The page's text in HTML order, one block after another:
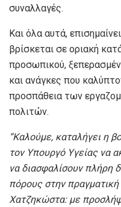
συναλλαγές.
Και όλα αυτά,
βρίσκεται σε οριακή
προσωπικού,
και ανάγκες που
προσπάθεια των
πολιτών.
“Καλούμε, καταλήγει η
τον Υπουργό Υγείας να
να διασφαλίσουν πλήρη
πόρους στην
Χατζηκώστα: με